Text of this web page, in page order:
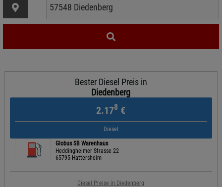
Bester Diesel Preis in
Diedenberg
2.178 €
Diesel
Globus SB Warenhaus
Heddingheimer Strasse 22
65795 Hattersheim
Diesel Preise in Diedenberg